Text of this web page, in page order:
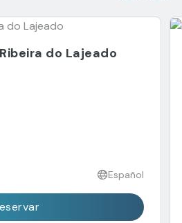
do Lajeado
Español